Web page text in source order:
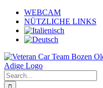
Skip
content
WEBCAM
NÜTZLICHE LINKS
Search
for: